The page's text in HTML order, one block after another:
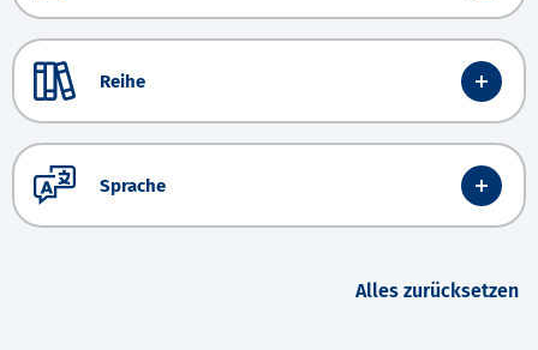
Reihe
Sprache
Alles zurücksetzen